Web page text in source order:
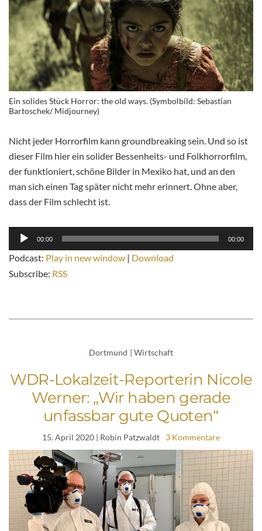
Ein solides Stück Horror: the old ways. (Symbolbild: Sebastian
Bartoschek/ Midjourney)
Nicht jeder Horrorfilm kann groundbreaking sein. Und so ist
dieser Film hier ein solider Bessenheits- und Folkhorrorfilm,
der funktioniert, schöne Bilder in Mexiko hat, und an den
man sich einen Tag später nicht mehr erinnert. Ohne aber,
dass der Film schlecht ist.
Audio-
Player
00:00 00:00
Podcast: Play in new window | Download
Subscribe: RSS
Dortmund | Wirtschaft
WDR-Lokalzeit-Reporterin Nicole
Werner: „Wir haben gerade
unfassbar gute Quoten“
15. April 2020 | Robin Patzwaldt 3 Kommentare